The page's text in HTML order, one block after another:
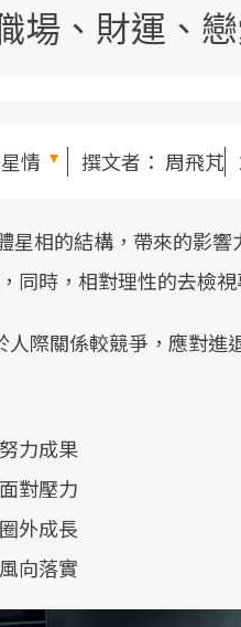
場、財運、
情 撰文者： 周飛芃
星相的結構，帶來的影
同時，相對理性的去檢
人際關係較競爭，應對進
力成果
對壓力
外成長
向落實